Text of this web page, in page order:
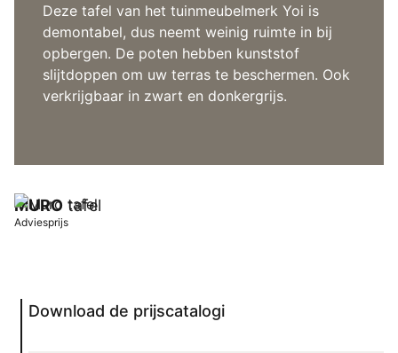
Werken bij
Over ons
Deze tafel van het tuinmeubelmerk Yoi is
demontabel, dus neemt weinig ruimte in bij
opbergen. De poten hebben kunststof
slijtdoppen om uw terras te beschermen. Ook
verkrijgbaar in zwart en donkergrijs.
MURO tafel
Adviesprijs
Download de prijscatalogi